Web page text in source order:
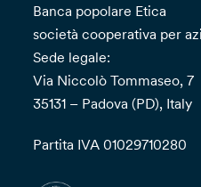
Banca popolare Etica
società cooperativa per
Sede legale:
Via Niccolò Tommaseo, 7
35131 – Padova (PD), Italy
Partita IVA 01029710280